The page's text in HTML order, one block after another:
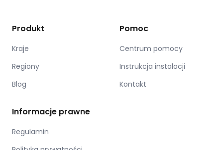
Produkt
Kraje
Regiony
Blog
Pomoc
Centrum pomocy
Instrukcja instalacji
Kontakt
Informacje prawne
Regulamin